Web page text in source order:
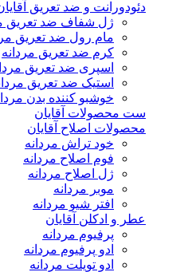
دئودورانت و ضد تعریق
ژل شفاف ضد تعریق
مام رول ضد تعریق
کرم ضد تعریق مردانه
اسپری ضد تعریق
استیک ضد تعریق
خوشبو کننده بدن
ست محصولات آقایان
محصولات اصلاح آقایان
خود تراش مردانه
فوم اصلاح مردانه
ژل اصلاح مردانه
موبر مردانه
افتر شیو مردانه
عطر و ادکلن آقایان
پرفیوم مردانه
ادو پرفیوم مردانه
ادو تویلت مردانه